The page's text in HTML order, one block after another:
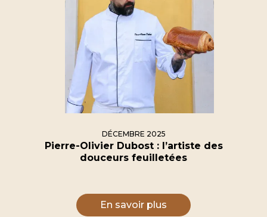
DÉCEMBRE 2025
Pierre-Olivier Dubost : l’artiste des
douceurs feuilletées
En savoir plus